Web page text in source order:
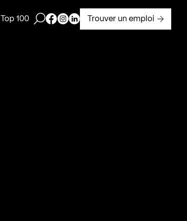
Top 100 Ouvrir la barre de recherche
Page Facebook de Kollectif
Page Instagram de Kollectif
Page Linkedin de Kollectif
Trouver un emploi